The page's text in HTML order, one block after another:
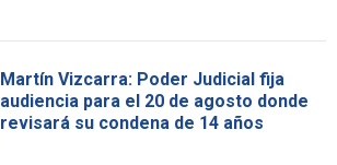
Martín Vizcarra: Poder Judicial fija
audiencia para el 20 de agosto donde
revisará su condena de 14 años